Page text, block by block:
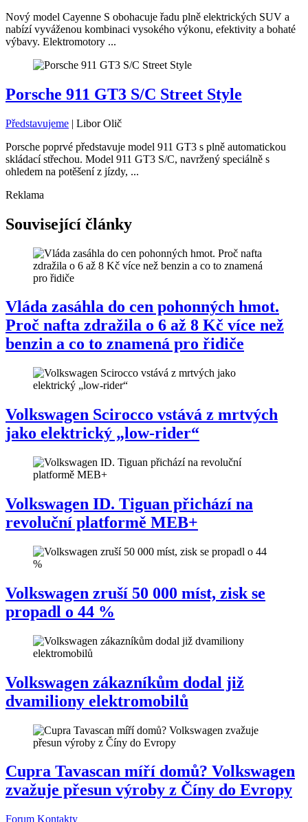
Nový model Cayenne S obohacuje řadu plně elektrických SUV a
nabízí vyváženou kombinaci vysokého výkonu, efektivity a bohaté
výbavy. Elektromotory ...
Porsche 911 GT3 S/C Street Style
Představujeme | Libor Olič
Porsche poprvé představuje model 911 GT3 s plně automatickou
skládací střechou. Model 911 GT3 S/C, navržený speciálně s
ohledem na potěšení z jízdy, ...
Reklama
Související články
Vláda zasáhla do cen pohonných hmot.
Proč nafta zdražila o 6 až 8 Kč více než
benzin a co to znamená pro řidiče
Volkswagen Scirocco vstává z mrtvých
jako elektrický „low-rider“
Volkswagen ID. Tiguan přichází na
revoluční platformě MEB+
Volkswagen zruší 50 000 míst, zisk se
propadl o 44 %
Volkswagen zákazníkům dodal již
dvamiliony elektromobilů
Cupra Tavascan míří domů? Volkswagen
zvažuje přesun výroby z Číny do Evropy
Forum Kontakty